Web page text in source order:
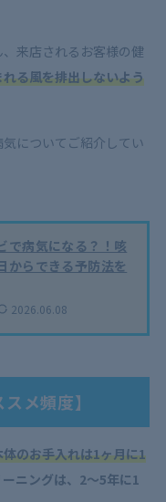
来店されるお客様の健
る風を排出しないよう
についてご紹介してい
で病気になる？！咳
からできる予防法を
2026.06.08
メ頻度】
のお手入れは1ヶ月に1
ニングは、2～5年に1